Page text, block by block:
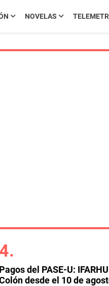
NOVELAS
Pagos del PASE-U:
desde el 10 de